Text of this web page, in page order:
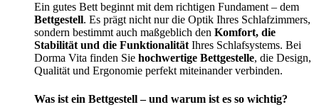
Ein gutes Bett beginnt mit dem richtigen Fundament – dem
Bettgestell. Es prägt nicht nur die Optik Ihres Schlafzimmers,
sondern bestimmt auch maßgeblich den Komfort, die
Stabilität und die Funktionalität Ihres Schlafsystems. Bei
Dorma Vita finden Sie hochwertige Bettgestelle, die Design,
Qualität und Ergonomie perfekt miteinander verbinden.
Was ist ein Bettgestell – und warum ist es so wichtig?